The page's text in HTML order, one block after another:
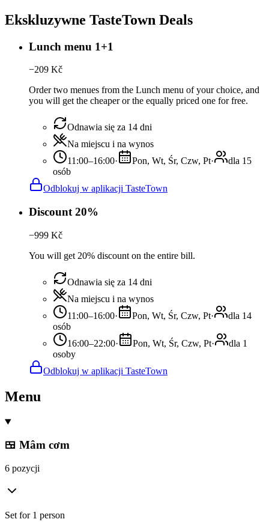
Ekskluzywne TasteTown Deals
Lunch menu 1+1
−209 Kč
Order two menues from the Lunch menu of your choice, and
you will get the cheaper or the equally priced one for free.
Odnawia się za 14 dni
Na miejscu i na wynos
11:00–16:00· Pon, Wt, Śr, Czw, Pt·
dla 15
osób
Odblokuj w aplikacji TasteTown
Discount 20%
−999 Kč
You will get 20% discount on the entire bill.
Odnawia się za 14 dni
Na miejscu i na wynos
11:00–16:00· Pon, Wt, Śr, Czw, Pt·
dla 14
osób
16:00–22:00· Pon, Wt, Śr, Czw, Pt·
dla 1
osoby
Odblokuj w aplikacji TasteTown
Menu
🍱 Mâm cơm
6 pozycji
Set for 1 person